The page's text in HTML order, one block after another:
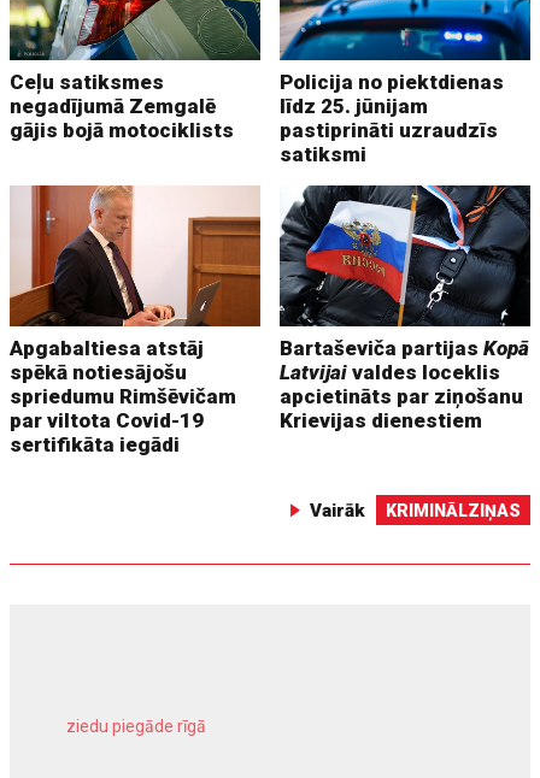
Ceļu satiksmes
negadījumā Zemgalē
gājis bojā motociklists
Policija no piektdienas
līdz 25. jūnijam
pastiprināti uzraudzīs
satiksmi
Apgabaltiesa atstāj
spēkā notiesājošu
spriedumu Rimšēvičam
par viltota Covid-19
sertifikāta iegādi
Bartaševiča partijasKopā
Latvijai valdes loceklis
apcietināts par ziņošanu
Krievijas dienestiem
Vairāk KRIMINĀLZIŅAS
ziedu piegāde rīgā